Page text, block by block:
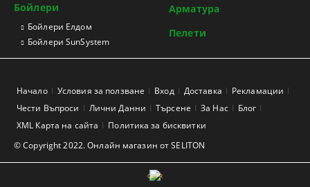
Бойлери
Бойлери Елдом
Бойлери SunSystem
Арматура
Пелети
© Copyright 2022. Онлайн магазин от SELITON
Начало Условия за ползване Вход Доставка
Рекламации
Чести Въпроси
Лични Данни Търсене За Нас
Блог
XML Карта на сайта
Политика за бисквитки
GDPR